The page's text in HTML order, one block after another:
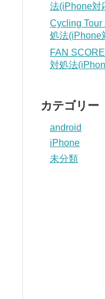
法(iPhone対
Cycling
処法(iPhone
FAN
対処法
カテゴリー
android
iPhone
未分類